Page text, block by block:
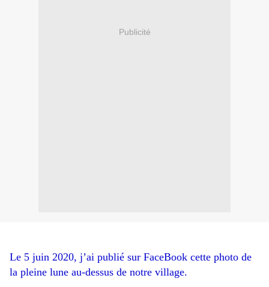
Publicité
Le 5 juin 2020, j’ai publié sur FaceBook cette photo de
la pleine lune au-dessus de notre village.